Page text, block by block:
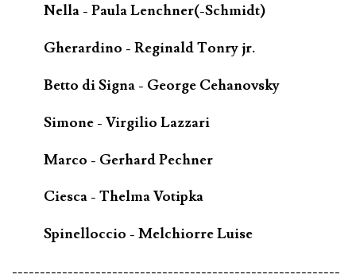
Nella - Paula Lenchner(-Schmidt)
Gherardino - Reginald Tonry jr.
Betto di Signa - George Cehanovsky
Simone - Virgilio Lazzari
Marco - Gerhard Pechner
Ciesca - Thelma Votipka
Spinelloccio - Melchiorre Luise